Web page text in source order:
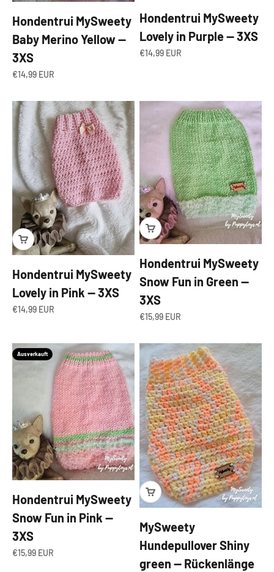
Hondentrui MySweety
Baby Merino Yellow —
3XS
Angebot
€14,99 EUR
Hondentrui MySweety
Lovely in Purple — 3XS
Angebot
€14,99 EUR
Hondentrui MySweety
Lovely in Pink — 3XS
Angebot
€14,99 EUR
Hondentrui MySweety
Snow Fun in Green —
3XS
Angebot
€15,99 EUR
Ausverkauft
Hondentrui MySweety
Snow Fun in Pink —
3XS
Angebot
€15,99 EUR
MySweety
Hundepullover Shiny
green — Rückenlänge